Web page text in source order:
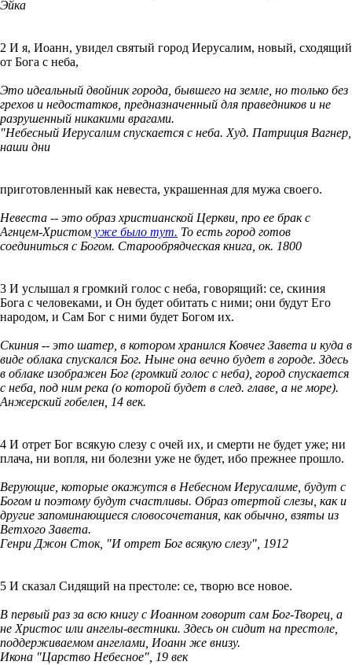
Эйка
2 И я, Иоанн, увидел святый город Иерусалим, новый, сходящий
от Бога с неба,
Это идеальный двойник города, бывшего на земле, но только без
грехов и недостатков, предназначенный для праведников и не
разрушенный никакими врагами.
"Небесный Иерусалим спускается с неба. Худ. Патриция Вагнер,
наши дни
приготовленный как невеста, украшенная для мужа своего.
Невеста -- это образ христианской Церкви, про ее брак с
Агнцем-Христом уже было тут. То есть город готов
соединиться с Богом. Старообрядческая книга, ок. 1800
3 И услышал я громкий голос с неба, говорящий: се, скиния
Бога с человеками, и Он будет обитать с ними; они будут Его
народом, и Сам Бог с ними будет Богом их.
Скиния -- это шатер, в котором хранился Ковчег Завета и куда в
виде облака спускался Бог. Ныне она вечно будет в городе. Здесь
в облаке изображен Бог (громкий голос с неба), город спускается
с неба, под ним река (о которой будет в след. главе, а не море).
Анжерский гобелен, 14 век.
4 И отрет Бог всякую слезу с очей их, и смерти не будет уже; ни
плача, ни вопля, ни болезни уже не будет, ибо прежнее прошло.
Верующие, которые окажутся в Небесном Иерусалиме, будут с
Богом и поэтому будут счастливы. Образ отертой слезы, как и
другие запоминающиеся словосочетания, как обычно, взяты из
Ветхого Завета.
Генри Джон Сток, "И отрет Бог всякую слезу", 1912
5 И сказал Сидящий на престоле: се, творю все новое.
В первый раз за всю книгу с Иоанном говорит сам Бог-Творец, а
не Христос или ангелы-вестники. Здесь он сидит на престоле,
поддерживаемом ангелами, Иоанн же внизу.
Икона "Царство Небесное", 19 век